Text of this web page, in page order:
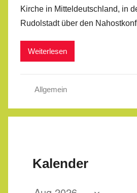
Kirche in Mitteldeutschland, in
Rudolstadt über den
Weiterlesen
Allgemein
Kalender